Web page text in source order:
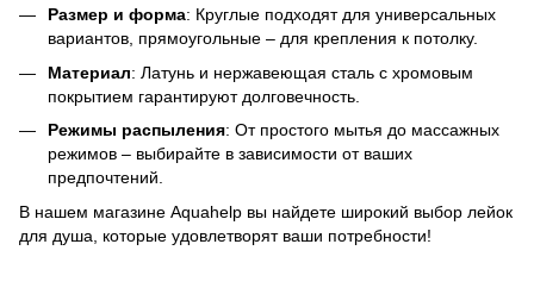
Размер и форма: Круглые подходят для универсальных
вариантов, прямоугольные – для крепления к потолку.
Материал: Латунь и нержавеющая сталь с хромовым
покрытием гарантируют долговечность.
Режимы распыления: От простого мытья до массажных
режимов – выбирайте в зависимости от ваших
предпочтений.
В нашем магазине Aquahelp вы найдете широкий выбор лейок
для душа, которые удовлетворят ваши потребности!